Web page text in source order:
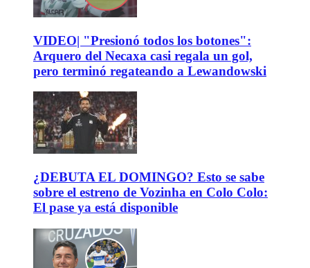
VIDEO| "Presionó todos los botones":
Arquero del Necaxa casi regala un gol,
pero terminó regateando a Lewandowski
¿DEBUTA EL DOMINGO? Esto se sabe
sobre el estreno de Vozinha en Colo Colo:
El pase ya está disponible